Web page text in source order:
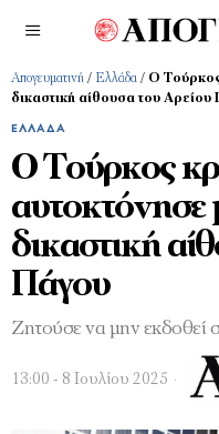
Απογευματινή / Ελλάδα / Ο
δικαστική αίθουσα του Αρείου
ΕΛΛΆΔΑ
Ο Τούρκος
αυτοκτόνησε
δικαστική
Πάγου
Ζητούσε να μην εκδοθεί
13:00 - 8 Ιουλίου 2025